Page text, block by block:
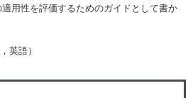
用性を評価するためのガイドとして書か
英語）